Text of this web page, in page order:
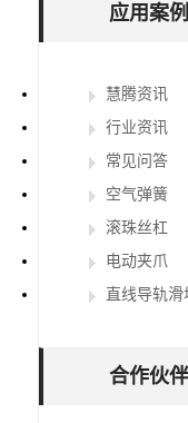
应用案例
慧腾资讯
行业资讯
常见问答
空气弹簧
滚珠丝杠
电动夹爪
直线导轨滑
合作伙伴